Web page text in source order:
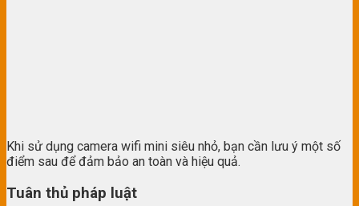
Khi sử dụng camera wifi mini siêu nhỏ, bạn cần lưu ý một số
điểm sau để đảm bảo an toàn và hiệu quả.
Tuân thủ pháp luật